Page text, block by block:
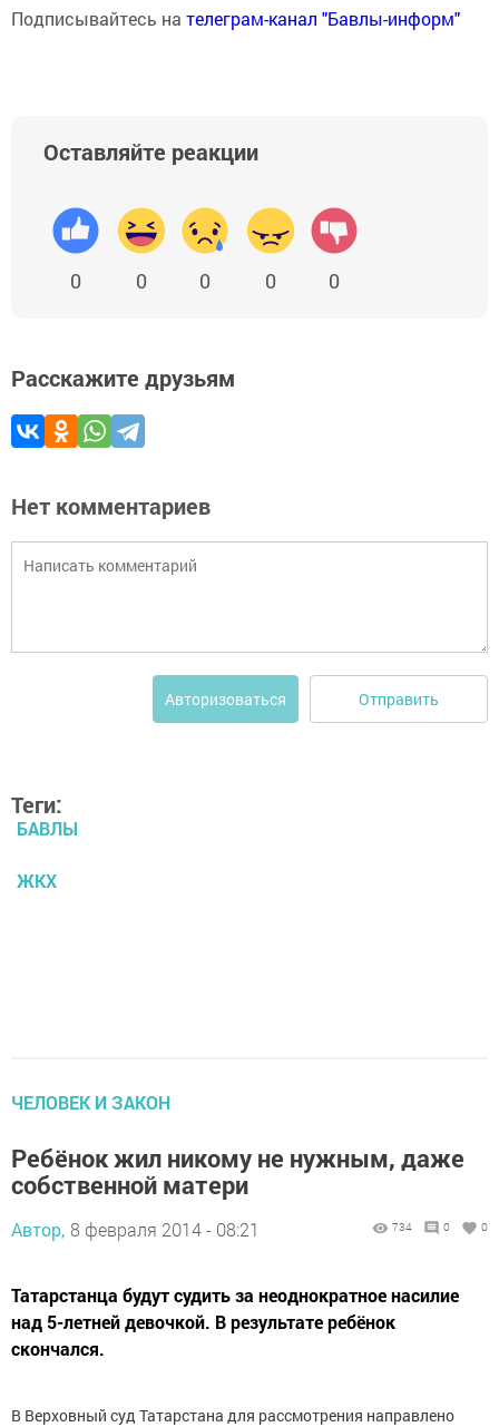
Подписывайтесь на телеграм-канал "Бавлы-информ"
Оставляйте реакции
0 0 0 0 0
Расскажите друзьям
Нет комментариев
Авторизоваться Отправить
Теги:
БАВЛЫ
ЖКХ
ЧЕЛОВЕК И ЗАКОН
Ребёнок жил никому не нужным, даже
собственной матери
Автор, 8 февраля 2014 - 08:21 734 0 0
Татарстанца будут судить за неоднократное насилие
над 5-летней девочкой. В результате ребёнок
скончался.
В Верховный суд Татарстана для рассмотрения направлено